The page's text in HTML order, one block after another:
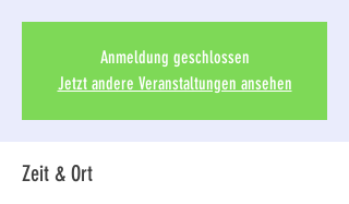
Anmeldung geschlossen
Jetzt andere Veranstaltungen ansehen
Zeit & Ort